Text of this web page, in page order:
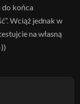
do końca
Wciąż jednak w
na własną